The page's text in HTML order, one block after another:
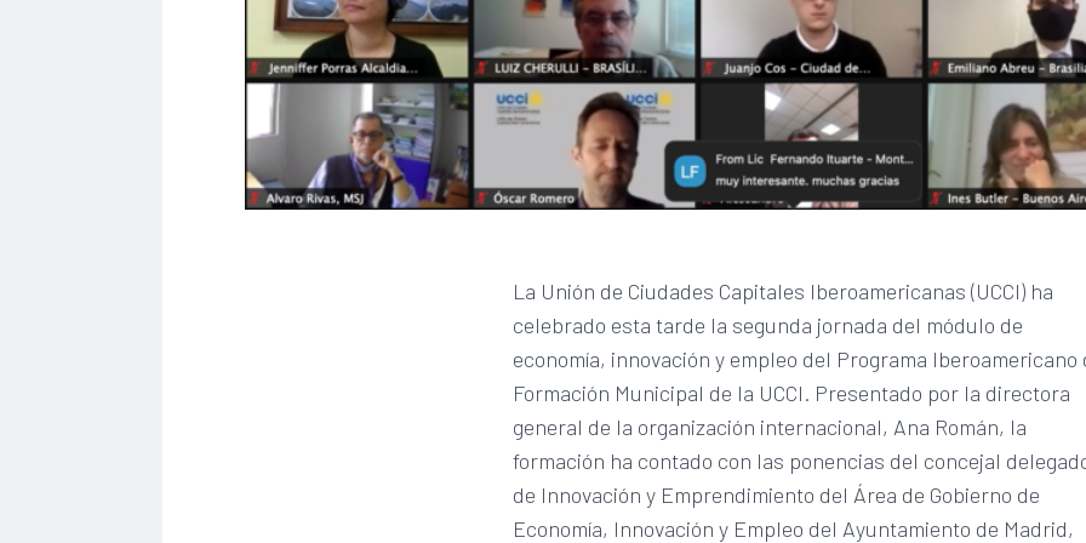
La Unión de Ciudades Capitales Iberoamericanas (UCCI) ha
celebrado esta tarde la segunda jornada del módulo de
economía, innovación y empleo del Programa Iberoamericano
Formación Municipal de la UCCI. Presentado por la directora
general de la organización internacional, Ana Román, la
formación ha contado con las ponencias del concejal
de Innovación y Emprendimiento del Área de Gobierno de
Economía, Innovación y Empleo del Ayuntamiento de Madrid,